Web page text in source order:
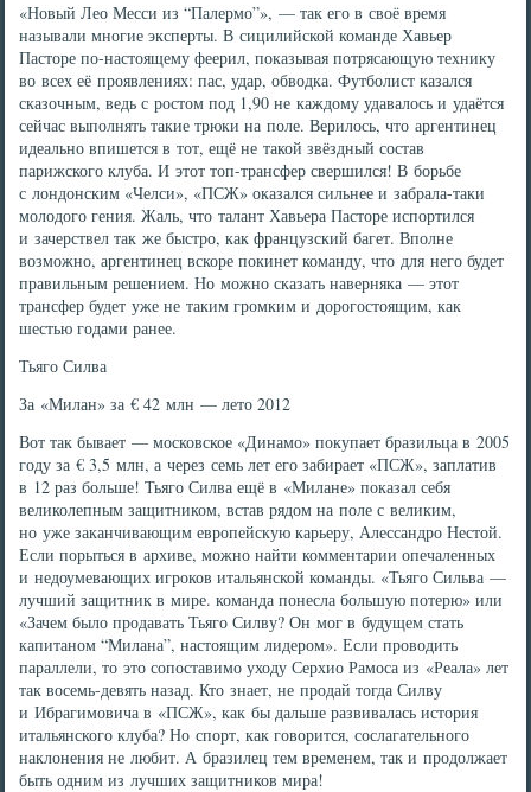
«Новый Лео Месси из “Палермо”», — так его в своё время
называли многие эксперты. В сицилийской команде Хавьер
Пасторе по-настоящему феерил, показывая потрясающую технику
во всех её проявлениях: пас, удар, обводка. Футболист казался
сказочным, ведь с ростом под 1,90 не каждому удавалось и удаётся
сейчас выполнять такие трюки на поле. Верилось, что аргентинец
идеально впишется в тот, ещё не такой звёздный состав
парижского клуба. И этот топ-трансфер свершился! В борьбе
с лондонским «Челси», «ПСЖ» оказался сильнее и забрала-таки
молодого гения. Жаль, что талант Хавьера Пасторе испортился
и зачерствел так же быстро, как французский багет. Вполне
возможно, аргентинец вскоре покинет команду, что для него будет
правильным решением. Но можно сказать наверняка — этот
трансфер будет уже не таким громким и дорогостоящим, как
шестью годами ранее.
Тьяго Силва
За «Милан» за € 42 млн — лето 2012
Вот так бывает — московское «Динамо» покупает бразильца в 2005
году за € 3,5 млн, а через семь лет его забирает «ПСЖ», заплатив
в 12 раз больше! Тьяго Силва ещё в «Милане» показал себя
великолепным защитником, встав рядом на поле с великим,
но уже заканчивающим европейскую карьеру, Алессандро Нестой.
Если порыться в архиве, можно найти комментарии опечаленных
и недоумевающих игроков итальянской команды. «Тьяго Сильва —
лучший защитник в мире. команда понесла большую потерю» или
«Зачем было продавать Тьяго Силву? Он мог в будущем стать
капитаном “Милана”, настоящим лидером». Если проводить
параллели, то это сопоставимо уходу Серхио Рамоса из «Реала» лет
так восемь-девять назад. Кто знает, не продай тогда Силву
и Ибрагимовича в «ПСЖ», как бы дальше развивалась история
итальянского клуба? Но спорт, как говорится, сослагательного
наклонения не любит. А бразилец тем временем, так и продолжает
быть одним из лучших защитников мира!